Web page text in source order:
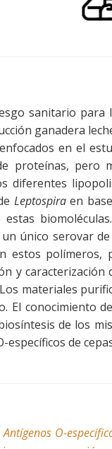
sanitario para
ganadera
en el
proteínas, pero
diferentes
Leptospiraen
un único serovar
estos polímeros,
y caracterización
materiales
El conocimiento
de los
de
O-